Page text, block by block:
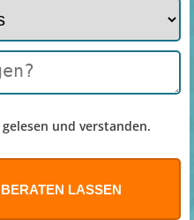
gelesen und verstanden.